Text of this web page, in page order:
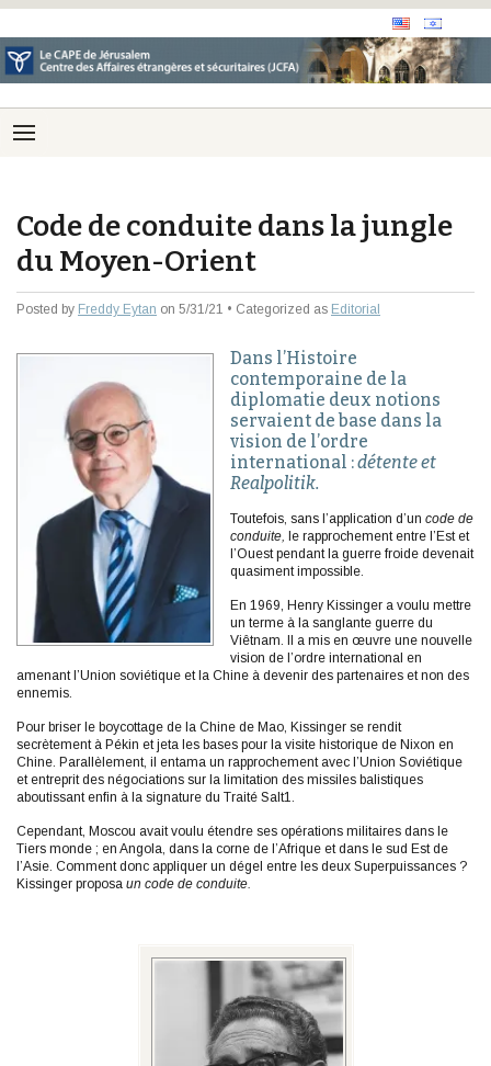
Code de conduite dans la jungle
du Moyen-Orient
Posted by Freddy Eytan on 5/31/21 • Categorized as Editorial
Dans l’Histoire
contemporaine de la
diplomatie deux notions
servaient de base dans la
vision de l’ordre
international :détente et
Realpolitik.
Toutefois, sans l’application d’un code de
conduite, le rapprochement entre l’Est et
l’Ouest pendant la guerre froide devenait
quasiment impossible.
En 1969, Henry Kissinger a voulu mettre
un terme à la sanglante guerre du
Viêtnam. Il a mis en œuvre une nouvelle
vision de l’ordre international en
amenant l’Union soviétique et la Chine à devenir des partenaires et non des
ennemis.
Pour briser le boycottage de la Chine de Mao, Kissinger se rendit
secrètement à Pékin et jeta les bases pour la visite historique de Nixon en
Chine. Parallèlement, il entama un rapprochement avec l’Union Soviétique
et entreprit des négociations sur la limitation des missiles balistiques
aboutissant enfin à la signature du Traité Salt1.
Cependant, Moscou avait voulu étendre ses opérations militaires dans le
Tiers monde ; en Angola, dans la corne de l’Afrique et dans le sud Est de
l’Asie. Comment donc appliquer un dégel entre les deux Superpuissances ?
Kissinger proposa un code de conduite.